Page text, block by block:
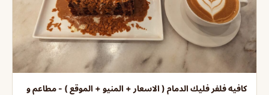
كافيه فلفر فليك الدمام ( الاسعار + المنيو + الموقع ) - مطاعم و